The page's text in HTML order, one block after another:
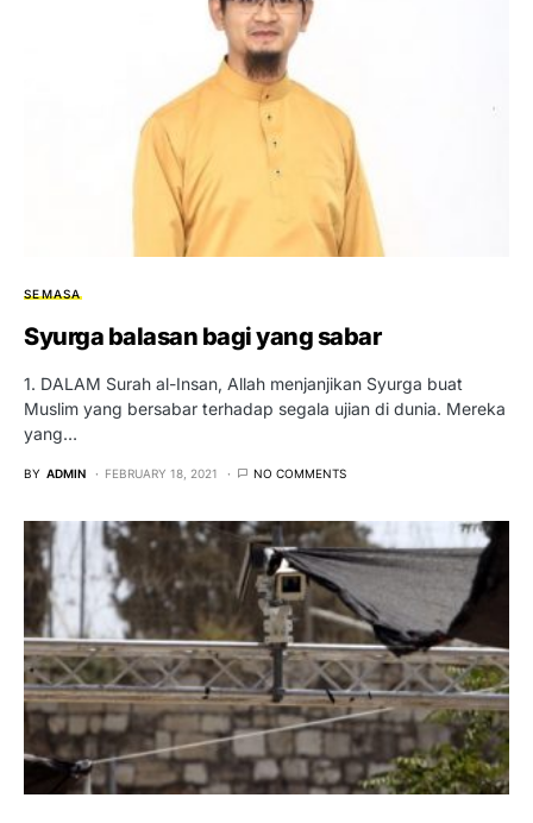
SEMASA
Syurga balasan bagi yang sabar
1. DALAM Surah al-Insan, Allah menjanjikan Syurga buat
Muslim yang bersabar terhadap segala ujian di dunia. Mereka
yang…
BY ADMIN FEBRUARY 18, 2021 NO COMMENTS